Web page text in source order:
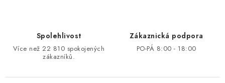
Spolehlivost
Více než 22 810 spokojených
zákazníků.
Zákaznická podpora
PO-PÁ 8:00 - 18:00